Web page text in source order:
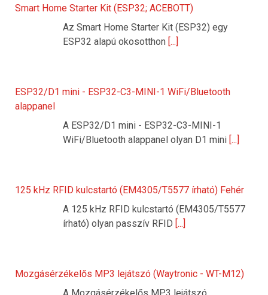
Smart Home Starter Kit (ESP32; ACEBOTT)
Az Smart Home Starter Kit (ESP32) egy
ESP32 alapú okosotthon [...]
ESP32/D1 mini - ESP32-C3-MINI-1 WiFi/Bluetooth
alappanel
A ESP32/D1 mini - ESP32-C3-MINI-1
WiFi/Bluetooth alappanel olyan D1 mini [...]
125 kHz RFID kulcstartó (EM4305/T5577 írható) Fehér
A 125 kHz RFID kulcstartó (EM4305/T5577
írható) olyan passzív RFID [...]
Mozgásérzékelős MP3 lejátszó (Waytronic - WT-M12)